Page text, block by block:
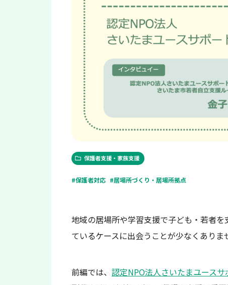
保護者支援・家族支援
#保護者対応 #居場所づくり・居場所拠点
地域の居場所や学習支援で子ども・若者
ているケースに出会うことが少なくありま
前編では、 認定NPO法人さいたまユースサ